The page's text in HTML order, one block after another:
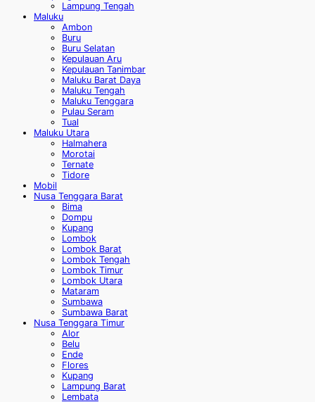
Lampung Tengah
Maluku
Ambon
Buru
Buru Selatan
Kepulauan Aru
Kepulauan Tanimbar
Maluku Barat Daya
Maluku Tengah
Maluku Tenggara
Pulau Seram
Tual
Maluku Utara
Halmahera
Morotai
Ternate
Tidore
Mobil
Nusa Tenggara Barat
Bima
Dompu
Kupang
Lombok
Lombok Barat
Lombok Tengah
Lombok Timur
Lombok Utara
Mataram
Sumbawa
Sumbawa Barat
Nusa Tenggara Timur
Alor
Belu
Ende
Flores
Kupang
Lampung Barat
Lembata